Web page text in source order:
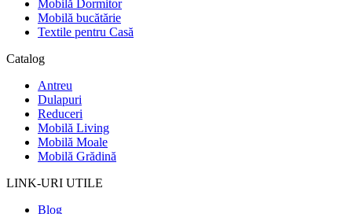
Mobilă Dormitor
Mobilă bucătărie
Textile pentru Casă
Catalog
Antreu
Dulapuri
Reduceri
Mobilă Living
Mobilă Moale
Mobilă Grădină
LINK-URI UTILE
Blog